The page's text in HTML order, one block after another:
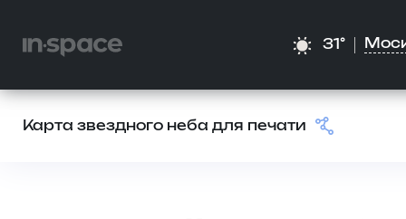
31°
Карта звездного неба для печати